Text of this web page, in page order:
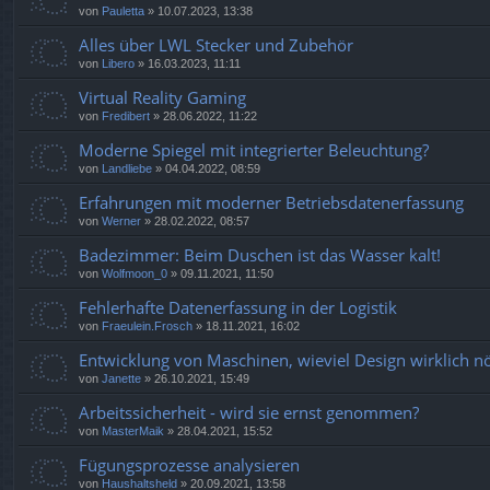
von Pauletta » 10.07.2023, 13:38
Alles über LWL Stecker und Zubehör
von Libero » 16.03.2023, 11:11
Virtual Reality Gaming
von Fredibert » 28.06.2022, 11:22
Moderne Spiegel mit integrierter Beleuchtung?
von Landliebe » 04.04.2022, 08:59
Erfahrungen mit moderner Betriebsdatenerfassung
von Werner » 28.02.2022, 08:57
Badezimmer: Beim Duschen ist das Wasser kalt!
von Wolfmoon_0 » 09.11.2021, 11:50
Fehlerhafte Datenerfassung in der Logistik
von Fraeulein.Frosch » 18.11.2021, 16:02
Entwicklung von Maschinen, wieviel Design wirklich
von Janette » 26.10.2021, 15:49
Arbeitssicherheit - wird sie ernst genommen?
von MasterMaik » 28.04.2021, 15:52
Fügungsprozesse analysieren
von Haushaltsheld » 20.09.2021, 13:58